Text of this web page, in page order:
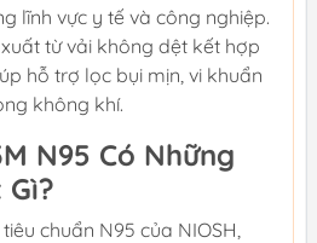
lĩnh vực y tế và công nghiệp.
từ vải không dệt kết hợp
hỗ trợ lọc bụi mịn, vi khuẩn
không khí.
N95 Có Những
chuẩn N95 của NIOSH,